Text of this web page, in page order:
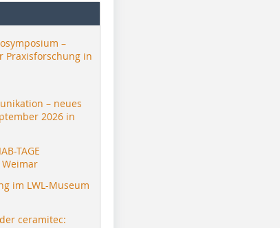
–
Praxisforschung in
– neues
2026 in
TAGE
Weimar
im LWL-Museum
ceramitec: